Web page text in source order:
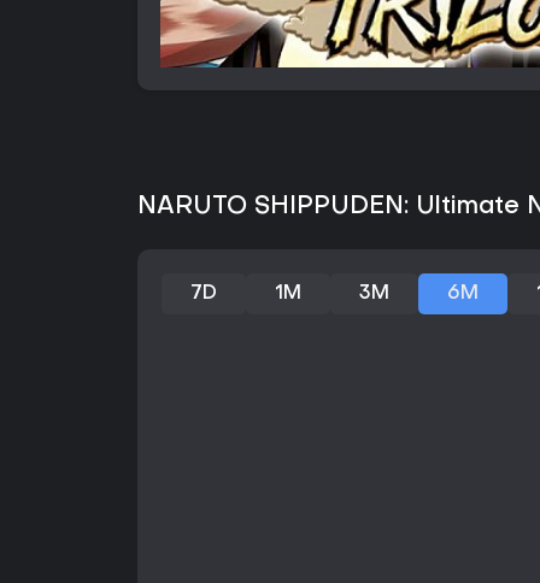
NARUTO SHIPPUDEN: Ultimate
7D 1M 3M 6M